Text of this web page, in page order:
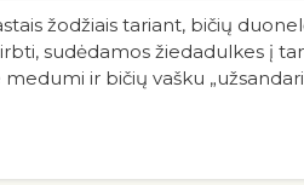
žodžiais tariant, bičių
sudėdamos žiedadulkes į
ir bičių vašku